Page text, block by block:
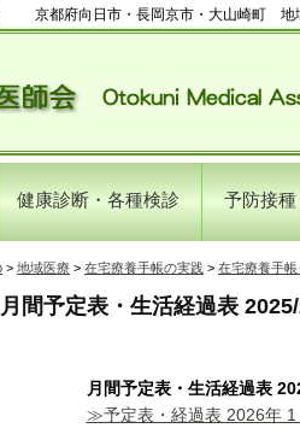
京都府向日市・長岡京市・大山崎町 地
健康診断・各種検診 予防接種
> 地域医療 > 在宅療養手帳の実践 > 在宅療養手
月間予定表・生活経過表
月間予定表・生活経過表
≫予定表・経過表 2026年 1